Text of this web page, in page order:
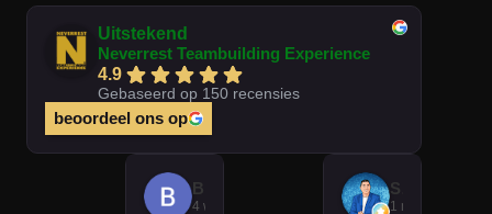
Uitstekend
Neverrest Teambuilding Experience
4.9
Gebaseerd op 150 recensies
beoordeel ons op
4 weken geleden 1 maand